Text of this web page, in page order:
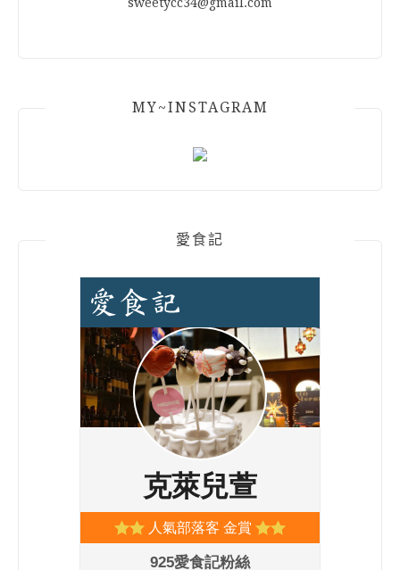
MY~INSTAGRAM
愛食記